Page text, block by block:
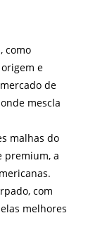
como
e
de
mescla
malhas do
premium, a
com
melhores